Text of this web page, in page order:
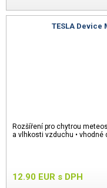
TESLA Device
Rozšíření pro chytrou
a vlhkosti vzduchu • vhodné
12.90 EUR s DPH